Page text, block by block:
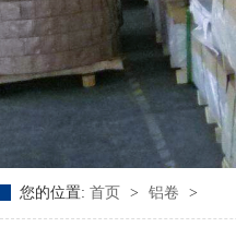
您的位置: 首页 > 铝卷 >